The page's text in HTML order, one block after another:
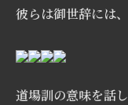
彼らは御世辞には
道場訓の意味を話し